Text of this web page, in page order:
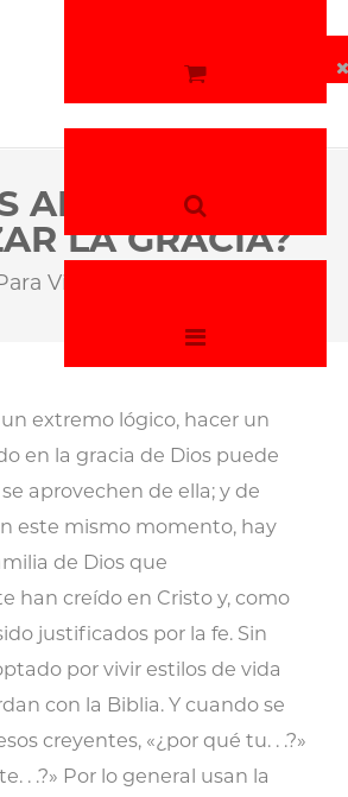
ARRIESGADO
LA GRACIA?
Vivir
extremo lógico, hacer un
en la gracia de Dios puede
aprovechen de ella; y de
este mismo momento, hay
de Dios que
han creído en Cristo y, como
justificados por la fe. Sin
por vivir estilos de vida
con la Biblia. Y cuando se
creyentes, «¿por qué tu. . .?»
. .?» Por lo general usan la